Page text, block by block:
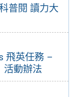
普閱 讀力大
飛英任務 –
活動辦法